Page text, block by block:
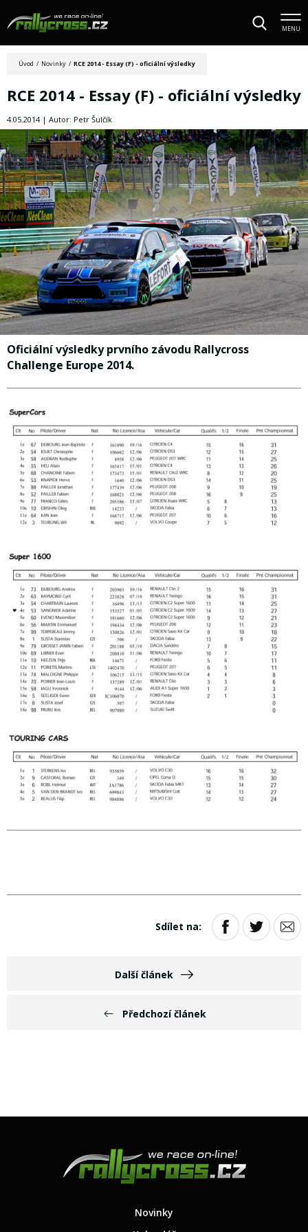
MENU
Úvod / Novinky / RCE 2014 - Essay (F) - oficiální výsledky
RCE 2014 - Essay (F) - oficiální výsledky
4.05.2014 | Autor: Petr Šulčík
Oficiální výsledky prvního závodu Rallycross
Challenge Europe 2014.
Předchozí článek
Sdílet na:
Další článek
Novinky